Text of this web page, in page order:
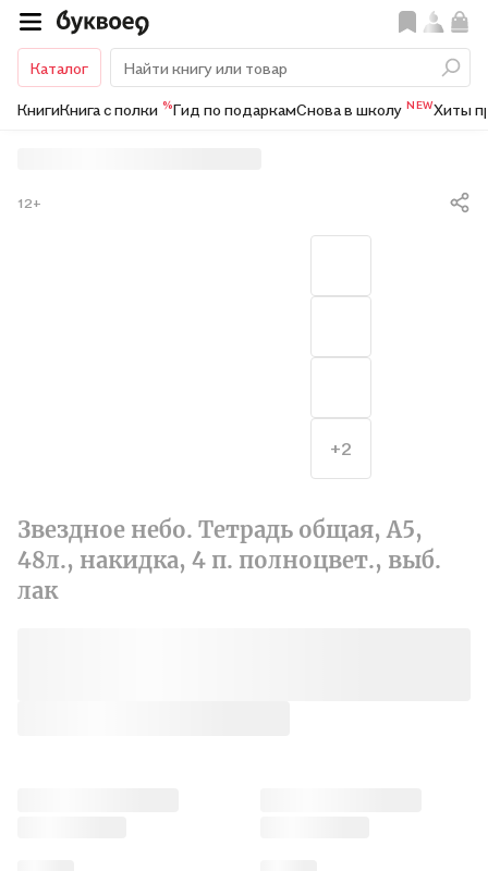
Каталог
КнигиКнига с полки %Гид по подаркамСнова в школу NEWХиты
Звездное небо. Тетрадь общая, А5,
48л., накидка, 4 п. полноцвет., выб.
лак
12+
+2